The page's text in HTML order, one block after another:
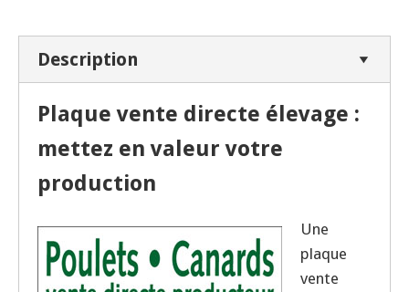
Description
Plaque vente directe élevage :
mettez en valeur votre
production
Une
plaque
vente